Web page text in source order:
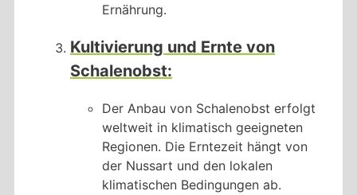
Ernährung.
Kultivierung und Ernte von
Schalenobst:
Der Anbau von Schalenobst erfolgt
weltweit in klimatisch geeigneten
Regionen. Die Erntezeit hängt von
der Nussart und den lokalen
klimatischen Bedingungen ab.